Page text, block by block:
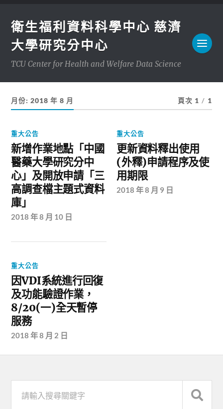
衛生福利資料科學中心 慈濟
大學研究分中心
TCU Center for Health and Welfare Data Science
月份:2018 年 8 月 頁次 1 / 1
重大公告
新增作業地點「中國
醫藥大學研究分中
心」及開放申請「三
高調查檔主題式資料
庫」
2018 年 8 月 10 日
重大公告
更新資料釋出使用
(外釋)申請程序及使
用期限
2018 年 8 月 9 日
重大公告
因VDI系統進行回復
及功能驗證作業，
8/20(一)全天暫停
服務
2018 年 8 月 2 日